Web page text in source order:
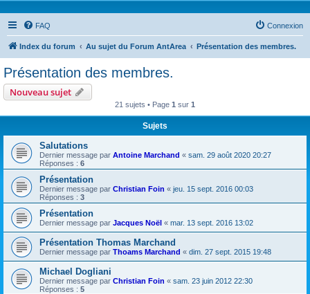
FAQ Connexion
Index du forum Au sujet du Forum AntArea Présentation des membres.
Présentation des membres.
Nouveau sujet
21 sujets • Page 1 sur 1
Sujets
Salutations
Dernier message par Antoine Marchand « sam. 29 août 2020 20:27
Réponses : 6
Présentation
Dernier message par Christian Foin « jeu. 15 sept. 2016 00:03
Réponses : 3
Présentation
Dernier message par Jacques Noël « mar. 13 sept. 2016 13:02
Présentation Thomas Marchand
Dernier message par Thoams Marchand « dim. 27 sept. 2015 19:48
Michael Dogliani
Dernier message par Christian Foin « sam. 23 juin 2012 22:30
Réponses : 5